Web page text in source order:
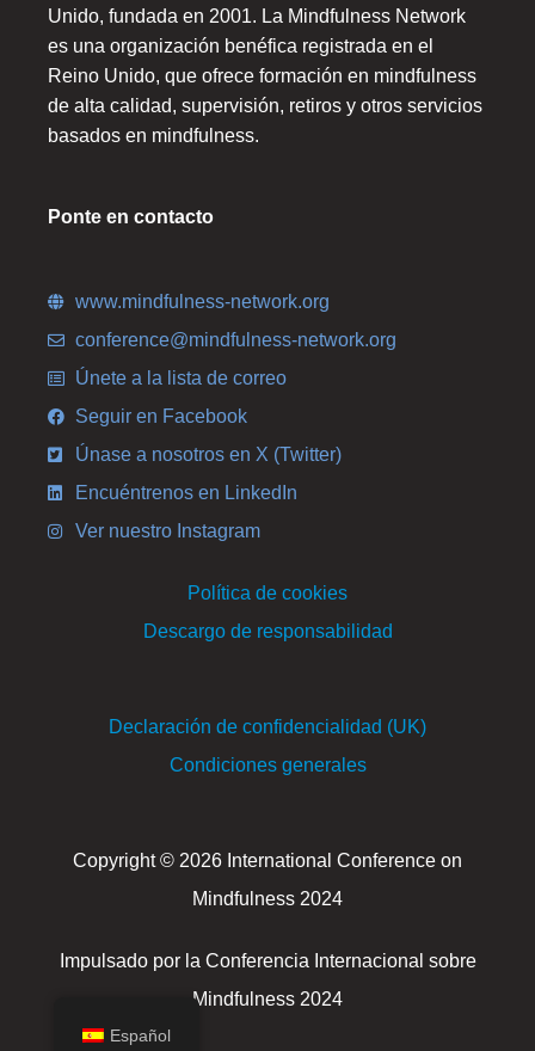
Unido, fundada en 2001. La Mindfulness Network
es una organización benéfica registrada en el
Reino Unido, que ofrece formación en mindfulness
de alta calidad, supervisión, retiros y otros servicios
basados en mindfulness.
Ponte en contacto
www.mindfulness-network.org
conference@mindfulness-network.org
Únete a la lista de correo
Seguir en Facebook
Únase a nosotros en X (Twitter)
Encuéntrenos en LinkedIn
Ver nuestro Instagram
Política de cookies
Descargo de responsabilidad
Declaración de confidencialidad (UK)
Condiciones generales
Copyright © 2026 International Conference on
Mindfulness 2024
Impulsado por la Conferencia Internacional sobre
Mindfulness 2024
Español